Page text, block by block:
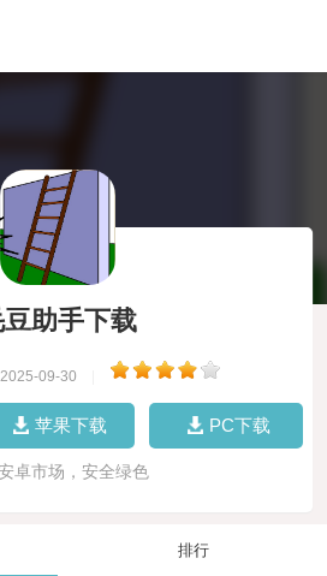
助手下载
09-30
苹果下载 PC下载
卓市场，安全绿色
排行